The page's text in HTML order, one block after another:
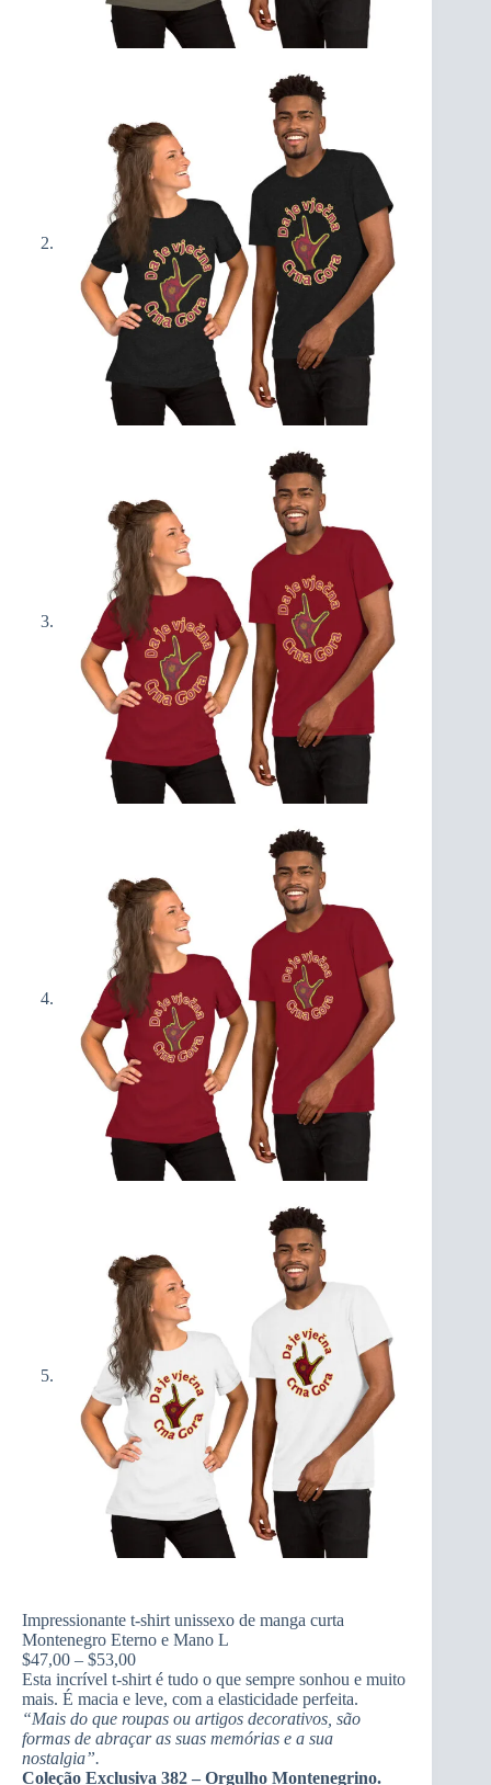
Impressionante t-shirt unissexo de manga curta
Montenegro Eterno e Mano L
$47,00 – $53,00Price
range:
$47,00
through
$53,00
Esta incrível t-shirt é tudo o que sempre sonhou e muito
mais. É macia e leve, com a elasticidade perfeita.
“Mais do que roupas ou artigos decorativos, são
formas de abraçar as suas memórias e a sua
nostalgia”.
Coleção Exclusiva 382 – Orgulho Montenegrino.